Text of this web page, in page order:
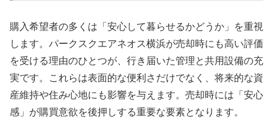
購入希望者の多くは「安心して暮らせるかどうか」を重視
します。パークスクエアネオス横浜が売却時にも高い評価
を受ける理由のひとつが、行き届いた管理と共用設備の充
実です。これらは表面的な便利さだけでなく、将来的な資
産維持や住み心地にも影響を与えます。売却時には「安心
感」が購買意欲を後押しする重要な要素となります。